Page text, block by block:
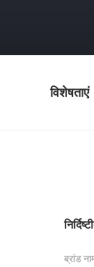
विशेषताएं
ब्रांड